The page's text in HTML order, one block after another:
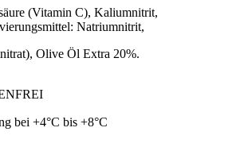
(Vitamin C), Kaliumnitrit,
Natriumnitrit,
Olive Öl Extra 20%.
bei +4°C bis +8°C